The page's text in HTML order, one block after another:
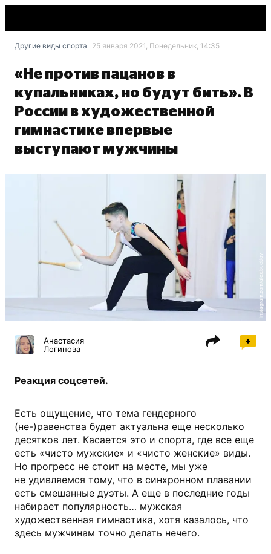
Другие виды спорта 25 января 2021, Понедельник, 14:35
«Не против пацанов в
купальниках, но будут бить». В
России в художественной
гимнастике впервые
выступают мужчины
instagram.com/alex.bucklov
Анастасия
Логинова
Реакция соцсетей.
Есть ощущение, что тема гендерного
(не-)равенства будет актуальна еще несколько
десятков лет. Касается это и спорта, где все еще
есть «чисто мужские» и «чисто женские» виды.
Но прогресс не стоит на месте, мы уже
не удивляемся тому, что в синхронном плавании
есть смешанные дуэты. А еще в последние годы
набирает популярность… мужская
художественная гимнастика, хотя казалось, что
здесь мужчинам точно делать нечего.